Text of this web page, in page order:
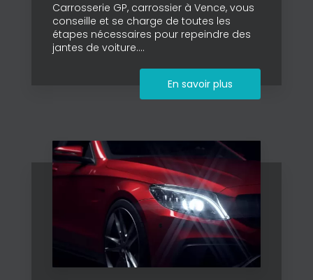
Carrosserie GP, carrossier à Vence, vous
conseille et se charge de toutes les
étapes nécessaires pour repeindre des
jantes de voiture....
En savoir plus